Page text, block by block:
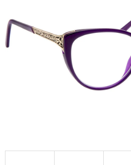
hvězdiček.